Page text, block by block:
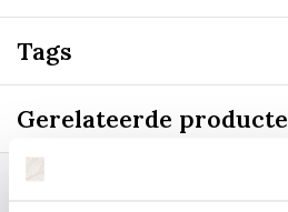
Tags
Gerelateerde